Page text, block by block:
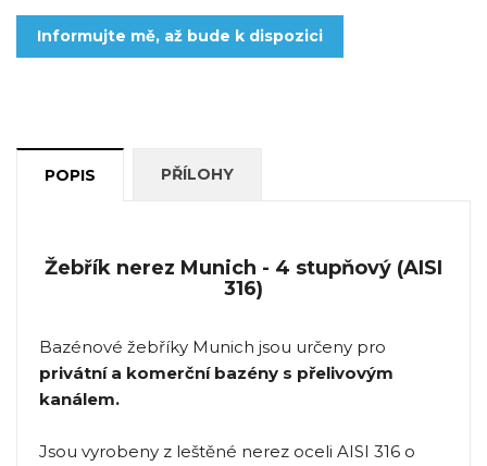
Informujte mě, až bude k dispozici
POPIS PŘÍLOHY
Žebřík nerez Munich - 4 stupňový (AISI
316)
Bazénové žebříky Munich jsou určeny pro
privátní a komerční bazény s přelivovým
kanálem.
Jsou vyrobeny z leštěné nerez oceli AISI 316 o